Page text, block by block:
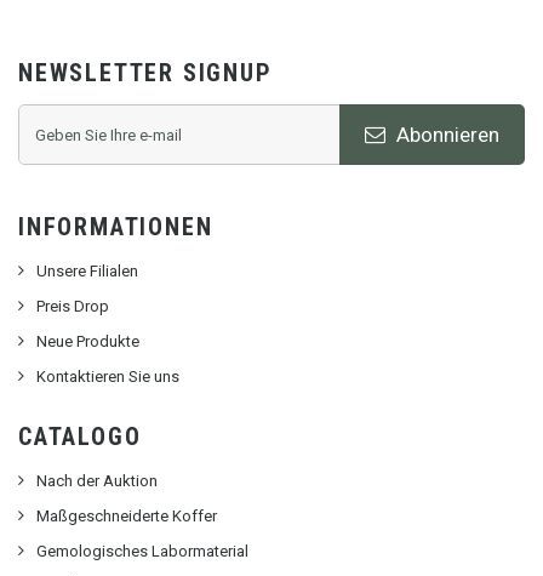
NEWSLETTER SIGNUP
Abonnieren
INFORMATIONEN
Unsere Filialen
Preis Drop
Neue Produkte
Kontaktieren Sie uns
CATALOGO
Nach der Auktion
Maßgeschneiderte Koffer
Gemologisches Labormaterial